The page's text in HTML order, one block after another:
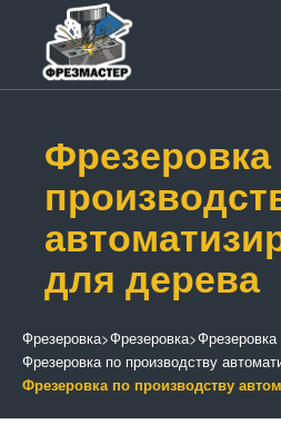
Фрезеровка
для дерева
Фрезеровка>Фрезеровка>Фрезеровка
Фрезеровка по производству
Фрезеровка по производству